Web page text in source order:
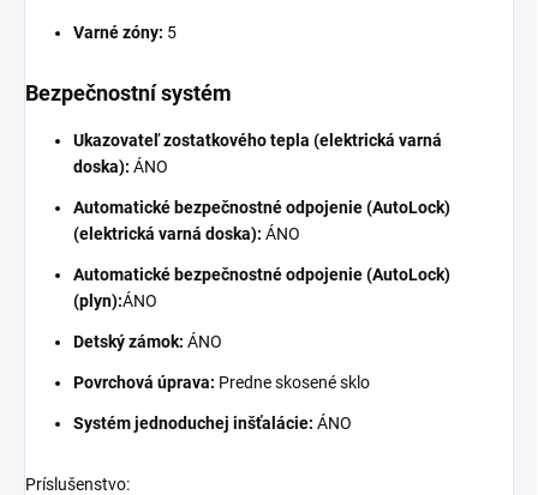
Varné zóny: 5
Bezpečnostní systém
Ukazovateľ zostatkového tepla (elektrická varná
doska): ÁNO
Automatické bezpečnostné odpojenie (AutoLock)
(elektrická varná doska): ÁNO
Automatické bezpečnostné odpojenie (AutoLock)
(plyn):ÁNO
Detský zámok: ÁNO
Povrchová úprava: Predne skosené sklo
Systém jednoduchej inšťalácie: ÁNO
Príslušenstvo: